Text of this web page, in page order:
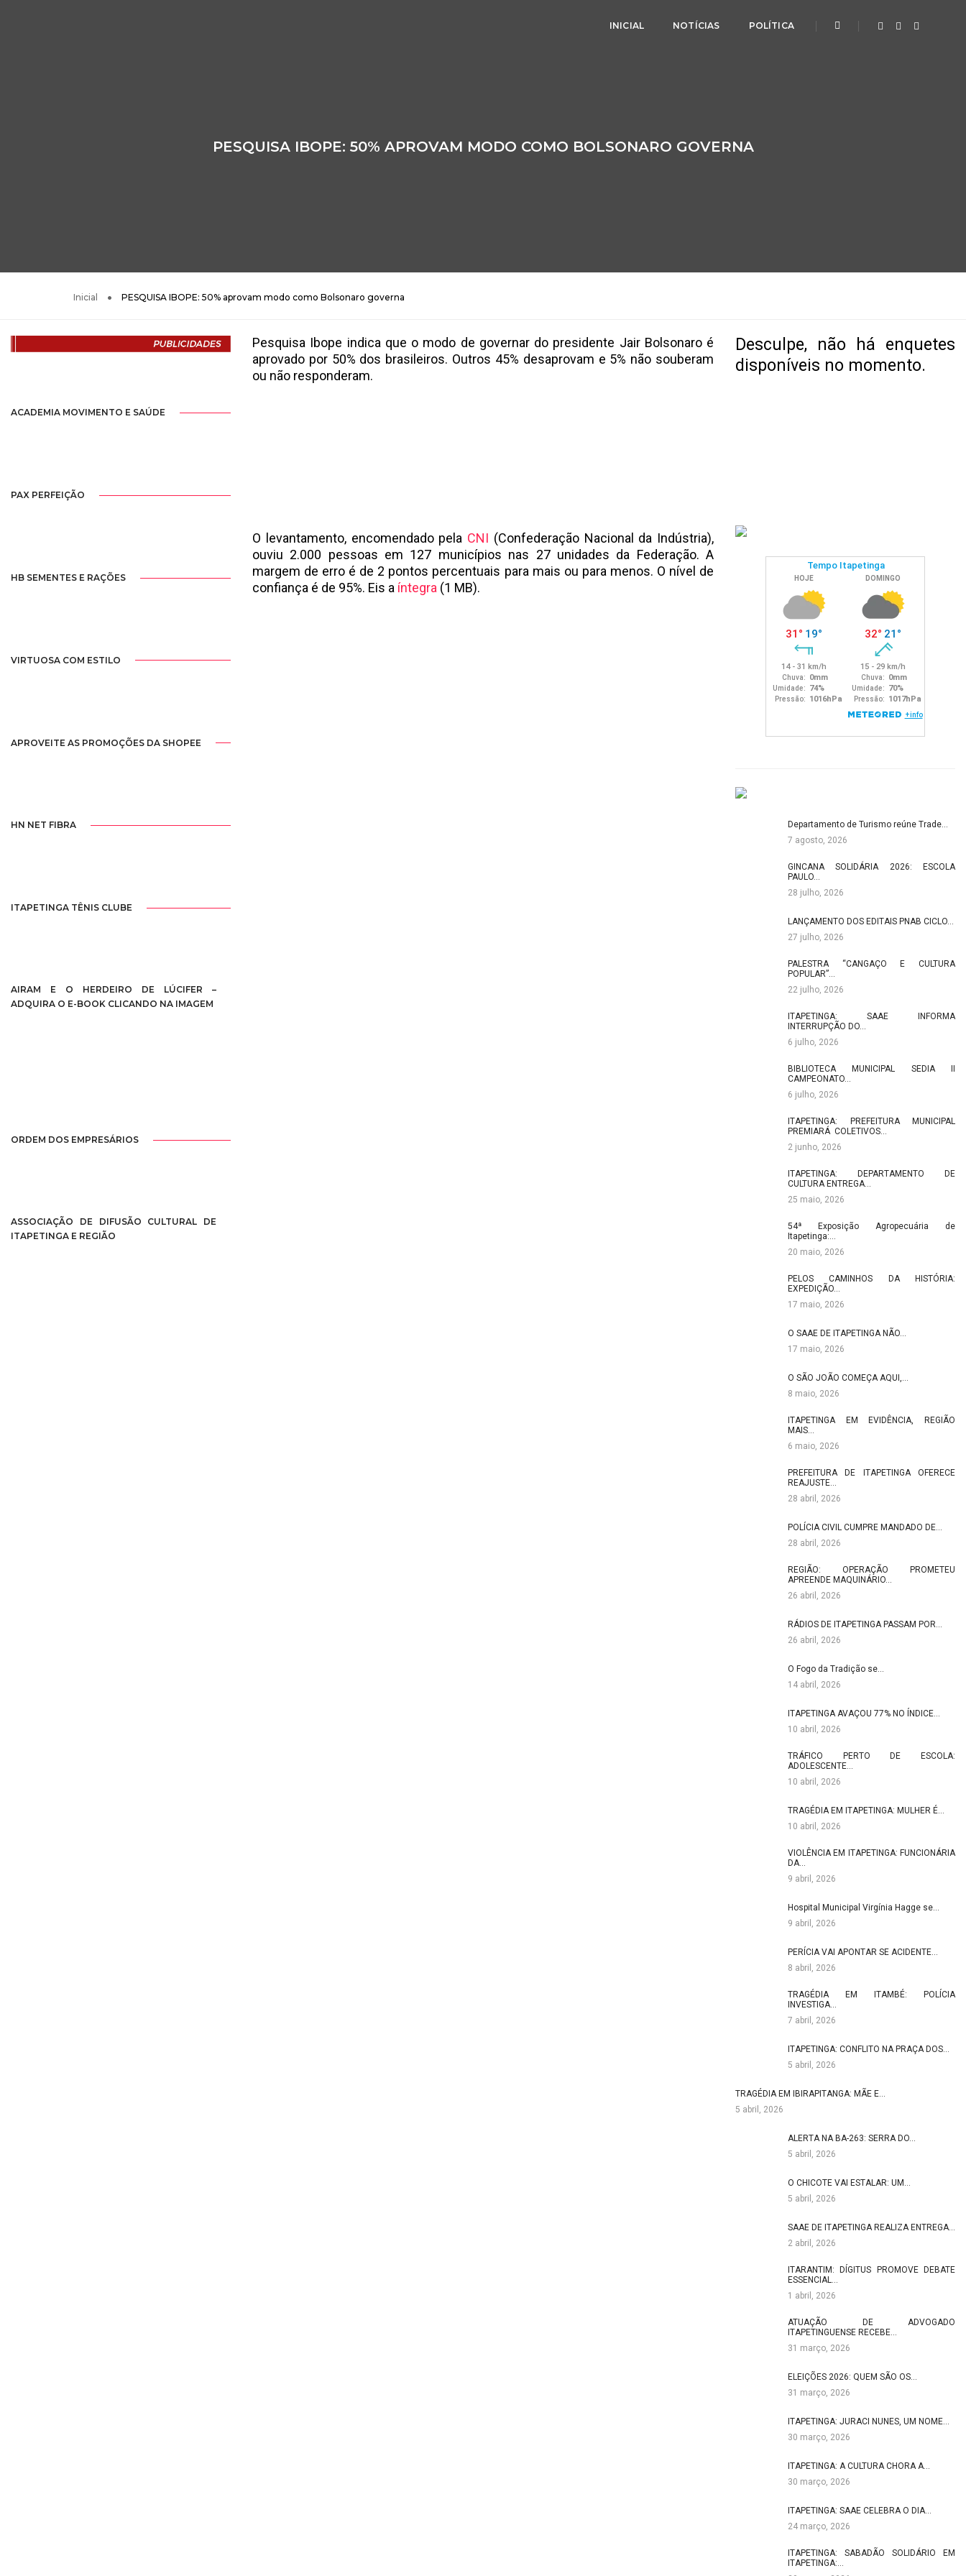
INICIAL NOTÍCIAS POLÍTICA
PESQUISA IBOPE: 50% APROVAM MODO COMO BOLSONARO GOVERNA
Inicial PESQUISA IBOPE: 50% aprovam modo como Bolsonaro governa
Pesquisa Ibope indica que o modo de governar do presidente Jair Bolsonaro é
aprovado por 50% dos brasileiros. Outros 45% desaprovam e 5% não souberam
ou não responderam.
O levantamento, encomendado pela CNI (Confederação Nacional da Indústria),
ouviu 2.000 pessoas em 127 municípios nas 27 unidades da Federação. A
margem de erro é de 2 pontos percentuais para mais ou para menos. O nível de
confiança é de 95%. Eis a íntegra (1 MB).
ACADEMIA MOVIMENTO E SAÚDE
PAX PERFEIÇÃO
HB SEMENTES E RAÇÕES
VIRTUOSA COM ESTILO
APROVEITE AS PROMOÇÕES DA SHOPEE
HN NET FIBRA
ITAPETINGA TÊNIS CLUBE
AIRAM E O HERDEIRO DE LÚCIFER –
ADQUIRA O E-BOOK CLICANDO NA IMAGEM
ORDEM DOS EMPRESÁRIOS
ASSOCIAÇÃO DE DIFUSÃO CULTURAL DE
ITAPETINGA E REGIÃO
Desculpe, não há enquetes
disponíveis no momento.
Departamento de Turismo reúne Trade…
7 agosto, 2026
GINCANA SOLIDÁRIA 2026: ESCOLA
PAULO…
28 julho, 2026
LANÇAMENTO DOS EDITAIS PNAB CICLO…
27 julho, 2026
PALESTRA “CANGAÇO E CULTURA
POPULAR”…
22 julho, 2026
ITAPETINGA: SAAE INFORMA
INTERRUPÇÃO DO…
6 julho, 2026
BIBLIOTECA MUNICIPAL SEDIA II
CAMPEONATO…
6 julho, 2026
ITAPETINGA: PREFEITURA MUNICIPAL
PREMIARÁ COLETIVOS…
2 junho, 2026
ITAPETINGA: DEPARTAMENTO DE
CULTURA ENTREGA…
25 maio, 2026
54ª Exposição Agropecuária de
Itapetinga:…
20 maio, 2026
PELOS CAMINHOS DA HISTÓRIA:
EXPEDIÇÃO…
17 maio, 2026
O SAAE DE ITAPETINGA NÃO…
17 maio, 2026
O SÃO JOÃO COMEÇA AQUI,…
8 maio, 2026
ITAPETINGA EM EVIDÊNCIA, REGIÃO
MAIS…
6 maio, 2026
PREFEITURA DE ITAPETINGA OFERECE
REAJUSTE…
28 abril, 2026
POLÍCIA CIVIL CUMPRE MANDADO DE…
28 abril, 2026
REGIÃO: OPERAÇÃO PROMETEU
APREENDE MAQUINÁRIO…
26 abril, 2026
RÁDIOS DE ITAPETINGA PASSAM POR…
26 abril, 2026
O Fogo da Tradição se…
14 abril, 2026
ITAPETINGA AVAÇOU 77% NO ÍNDICE…
10 abril, 2026
TRÁFICO PERTO DE ESCOLA:
ADOLESCENTE…
10 abril, 2026
TRAGÉDIA EM ITAPETINGA: MULHER É…
10 abril, 2026
VIOLÊNCIA EM ITAPETINGA: FUNCIONÁRIA
DA…
9 abril, 2026
Hospital Municipal Virgínia Hagge se…
9 abril, 2026
PERÍCIA VAI APONTAR SE ACIDENTE…
8 abril, 2026
TRAGÉDIA EM ITAMBÉ: POLÍCIA
INVESTIGA…
7 abril, 2026
ITAPETINGA: CONFLITO NA PRAÇA DOS…
5 abril, 2026
TRAGÉDIA EM IBIRAPITANGA: MÃE E…
5 abril, 2026
ALERTA NA BA-263: SERRA DO…
5 abril, 2026
O CHICOTE VAI ESTALAR: UM…
5 abril, 2026
SAAE DE ITAPETINGA REALIZA ENTREGA…
2 abril, 2026
ITARANTIM: DÍGITUS PROMOVE DEBATE
ESSENCIAL…
1 abril, 2026
ATUAÇÃO DE ADVOGADO
ITAPETINGUENSE RECEBE…
31 março, 2026
ELEIÇÕES 2026: QUEM SÃO OS…
31 março, 2026
ITAPETINGA: JURACI NUNES, UM NOME…
30 março, 2026
ITAPETINGA: A CULTURA CHORA A…
30 março, 2026
ITAPETINGA: SAAE CELEBRA O DIA…
24 março, 2026
ITAPETINGA: SABADÃO SOLIDÁRIO EM
ITAPETINGA:…